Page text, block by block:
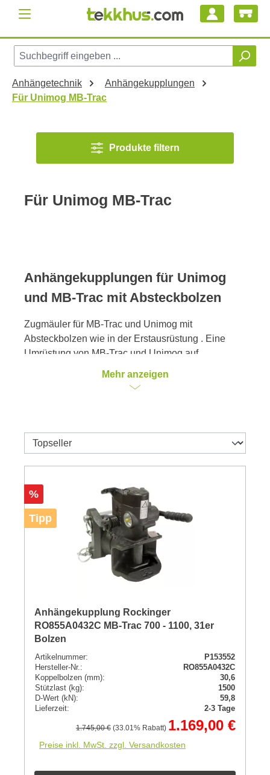
Zum Hauptinhalt springen
Anhängetechnik
Anhängekupplungen
Für Unimog MB-Trac
Produkte filtern
Für Unimog MB-Trac
Anhängekupplungen für Unimog
und MB-Trac mit Absteckbolzen
Zugmäuler für MB-Trac und Unimog mit
Absteckbolzen wie in der Erstausrüstung . Eine
Umrüstung von MB-Trac und Unimog auf
Schienensystem für Unimog und MB-Trac.
Mehr anzeigen
Rabatt
%
Tipp
Anhängekupplung Rockinger
RO855A0432C MB-Trac 700 - 1100, 31er
Bolzen
Artikelnummer:
P153552
Hersteller-Nr.:
RO855A0432C
Koppelbolzen (mm):
30,6
Stützlast (kg):
1500
D-Wert (kN):
59,8
Lieferzeit:
2-3 Tage
1.745,00 € (33.01% Rabatt) 1.169,00 €
Preise inkl. MwSt. zzgl. Versandkosten